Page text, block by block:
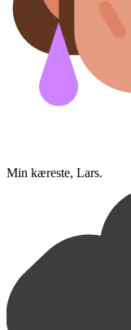
Min kæreste, Lars.